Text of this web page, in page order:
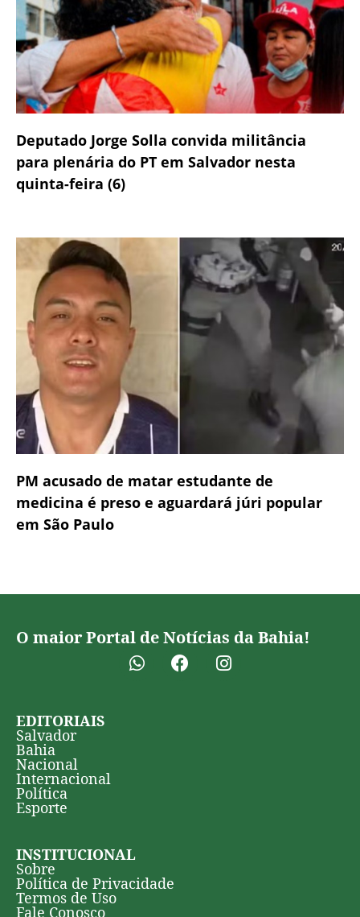
Deputado Jorge Solla convida militância
para plenária do PT em Salvador nesta
quinta-feira (6)
PM acusado de matar estudante de
medicina é preso e aguardará júri popular
em São Paulo
O maior Portal de Notícias da Bahia!
EDITORIAIS
Salvador
Bahia
Nacional
Internacional
Política
Esporte
INSTITUCIONAL
Sobre
Política de Privacidade
Termos de Uso
Fale Conosco